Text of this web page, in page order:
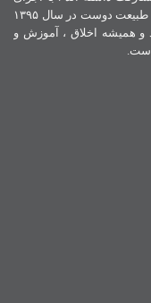
قانون فدراسیون و تبدیل گروهها به باشگاه ، گروه طبیعت دوست در سال ۱۳۹۵
و همیشه اخلاق ، آموزش و